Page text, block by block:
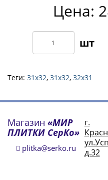
Цена:
Теги: 31x32, 31х32, 32х31
Магазин «МИР
ПЛИТКИ СерКо»
plitka@serko.ru
г.
д.32